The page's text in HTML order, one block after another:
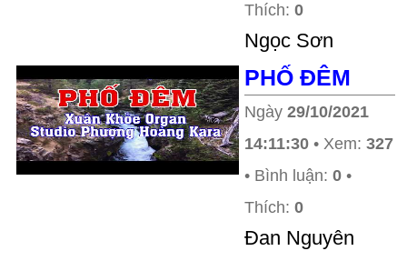
Thích: 0
Ngọc Sơn
PHỐ ĐÊM
Ngày 29/10/2021
14:11:30 • Xem: 327
• Bình luận: 0 •
Thích: 0
Đan Nguyên